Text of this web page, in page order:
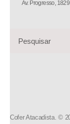
Av. Progresso,
Cofer Atacadista. ©